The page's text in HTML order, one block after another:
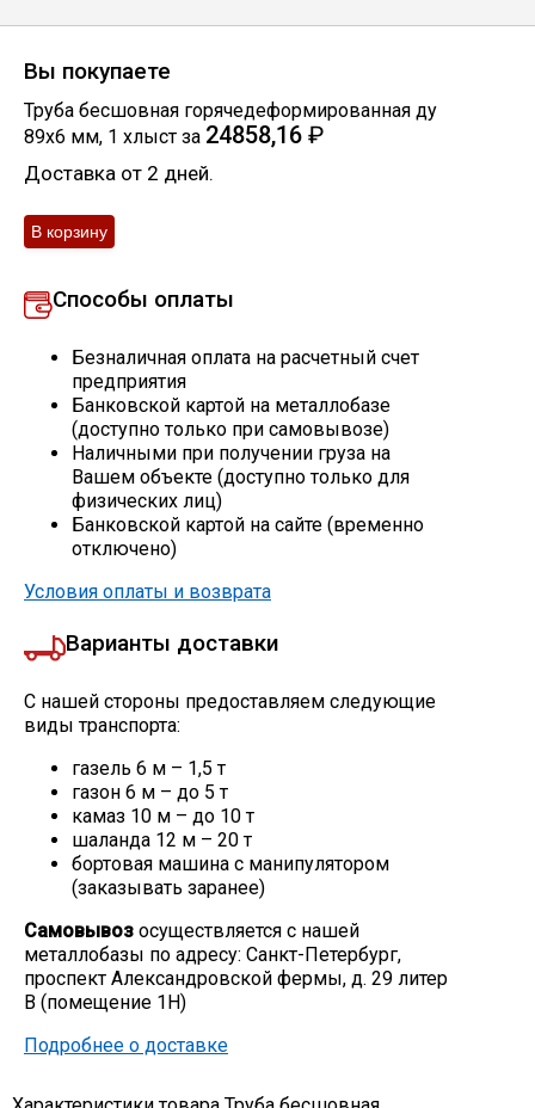
Скобо-гибочные изделия
Остальное
Алюминиевый прокат
Вы покупаете
Труба бесшовная горячедеформированная ду
89х6 мм, 1 хлыст за 24858,16 ₽
Доставка от 2 дней.
Способы оплаты
Безналичная оплата на расчетный счет
предприятия
Банковской картой на металлобазе
(доступно только при самовывозе)
Наличными при получении груза на
Вашем объекте (доступно только для
физических лиц)
Банковской картой на сайте (временно
отключено)
Условия оплаты и возврата
Варианты доставки
С нашей стороны предоставляем следующие
виды транспорта:
газель 6 м – 1,5 т
газон 6 м – до 5 т
камаз 10 м – до 10 т
шаланда 12 м – 20 т
бортовая машина с манипулятором
(заказывать заранее)
Самовывоз осуществляется с нашей
металлобазы по адресу: Санкт-Петербург,
проспект Александровской фермы, д. 29 литер
В (помещение 1Н)
Подробнее о доставке